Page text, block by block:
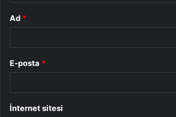
Ad *
E-posta *
İnternet sitesi